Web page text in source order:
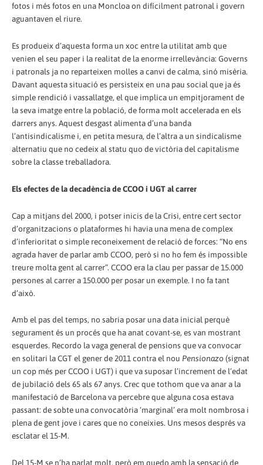
fotos i més fotos en una Moncloa on difícilment patronal i govern
aguantaven el riure.
Es produeix d’aquesta forma un xoc entre la utilitat amb que
venien el seu paper i la realitat de la enorme irrellevància: Governs
i patronals ja no reparteixen molles a canvi de calma, sinó misèria.
Davant aquesta situació es persisteix en una pau social que ja és
simple rendició i vassallatge, el que implica un empitjorament de
la seva imatge entre la població, de forma molt accelerada en els
darrers anys. Aquest desgast alimenta d’una banda
l’antisindicalisme i, en petita mesura, de l’altra a un sindicalisme
alternatiu que no cedeix al statu quo de victòria del capitalisme
sobre la classe treballadora.
Els efectes de la decadència de CCOO i UGT al carrer
Cap a mitjans del 2000, i potser inicis de la Crisi, entre cert sector
d’organitzacions o plataformes hi havia una mena de complex
d’inferioritat o simple reconeixement de relació de forces: “No ens
agrada haver de parlar amb CCOO, però si no ho fem és impossible
treure molta gent al carrer”. CCOO era la clau per passar de 15.000
persones al carrer a 150.000 per posar un exemple. I no fa tant
d’això.
Amb el pas del temps, no sabria posar una data inicial perquè
segurament és un procés que ha anat covant-se, es van mostrant
esquerdes. Recordo la vaga general de pensions que va convocar
en solitari la CGT el gener de 2011 contra el nou Pensionazo (signat
un cop més per CCOO i UGT) i que va suposar l’increment de l’edat
de jubilació dels 65 als 67 anys. Crec que tothom que va anar a la
manifestació de Barcelona va percebre que alguna cosa estava
passant: de sobte una convocatòria ‘marginal’ era molt nombrosa i
plena de gent jove i cares que no coneixies. Uns mesos després va
esclatar el 15-M.
Del 15-M se n’ha parlat molt, però em quedo amb la sensació de